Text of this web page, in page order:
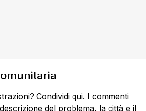
Condividi qui. I commenti
del problema, la città e il